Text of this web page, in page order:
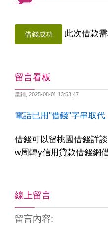
借錢成功 此次借款
留言看板
當鋪 2025-08-01 13:53:47
電話已用"借錢"字串取代
借錢可以留桃園借錢詳談
w周轉y信用貸款借錢網
線上留言
留言內容: